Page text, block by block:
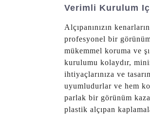
Verimli Kurulum
Alçıpanınızın
profesyonel bir
mükemmel koruma ve
kurulumu kolaydır,
ihtiyaçlarınıza ve
uyumludurlar ve hem
parlak bir görünüm
plastik alçıpan